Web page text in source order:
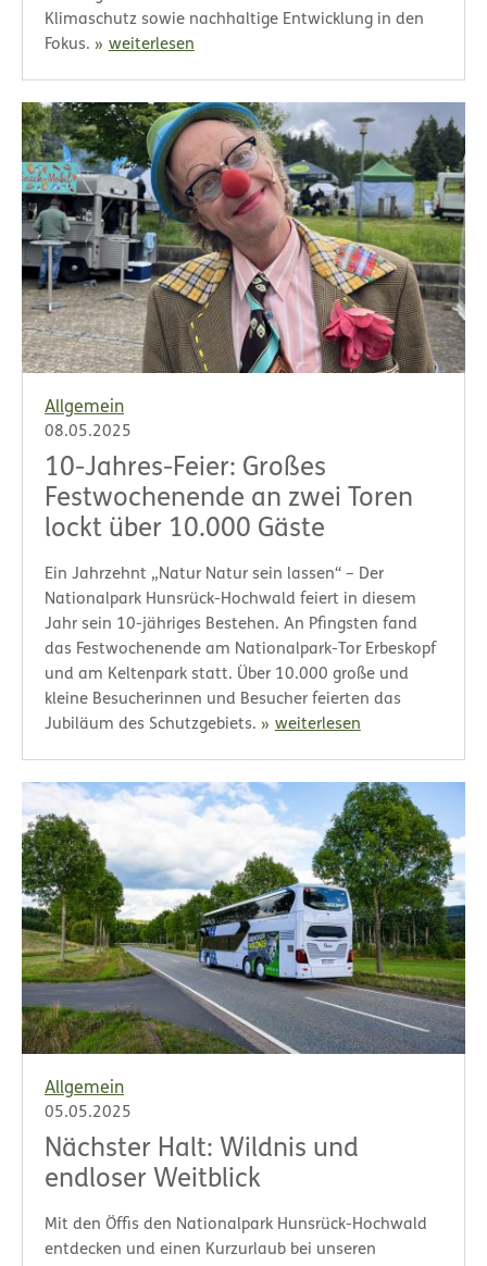
Klimaschutz sowie nachhaltige Entwicklung in den
Fokus.
weiterlesen
Allgemein
08.05.2025
10-Jahres-Feier: Großes
Festwochenende an zwei Toren
lockt über 10.000 Gäste
Ein Jahrzehnt „Natur Natur sein lassen“ – Der
Nationalpark Hunsrück-Hochwald feiert in diesem
Jahr sein 10-jähriges Bestehen. An Pfingsten fand
das Festwochenende am Nationalpark-Tor Erbeskopf
und am Keltenpark statt. Über 10.000 große und
kleine Besucherinnen und Besucher feierten das
Jubiläum des Schutzgebiets.
weiterlesen
Allgemein
05.05.2025
Nächster Halt: Wildnis und
endloser Weitblick
Mit den Öffis den Nationalpark Hunsrück-Hochwald
entdecken und einen Kurzurlaub bei unseren